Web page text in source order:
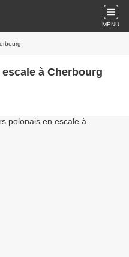
MENU
à Cherbourg